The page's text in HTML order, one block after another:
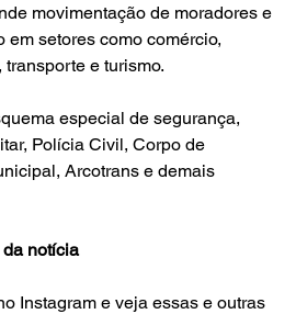
movimentação de moradores e
em setores como comércio,
e turismo.
especial de segurança,
Polícia Civil, Corpo de
Arcotrans e demais
notícia
Instagram e veja essas e outras